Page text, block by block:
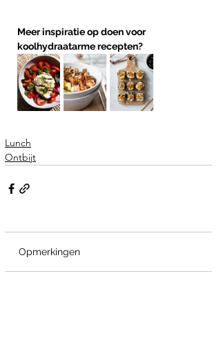
Meer inspiratie op doen voor
koolhydraatarme recepten?
Lunch
Ontbijt
Opmerkingen